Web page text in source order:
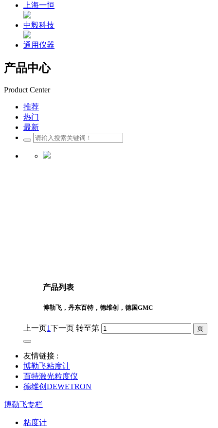
上海一恒
中毅科技
通用仪器
产品中心
Product Center
推荐
热门
最新
产品列表
博勒飞，丹东百特，德维创，德国GMC
上一页1下一页 转至第
友情链接 :
博勒飞粘度计
百特激光粒度仪
德维创DEWETRON
博勒飞专栏
粘度计